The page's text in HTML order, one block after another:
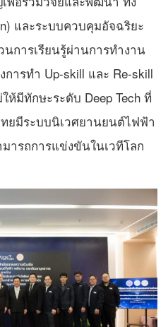
และระบบควบคุมอัจฉริยะ
การเรียนรู้ผ่านการทำงาน
ารทำ Up-skill และ Re-skill
ห้มีทักษะระดับ Deep Tech ที่
ยมีระบบนิเวศยานยนต์ไฟฟ้า
ารถการแข่งขันในเวทีโลก